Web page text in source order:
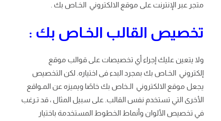
متجر عبر الإنترنت على موقع الالكتروني الخـاص بك .
تخصيص القالب الخـاص بك :
ولا يتعين عليك إجراء أي تخصيصات على قوالب موقع
إلكتروني الخـاص بك بمجرد البدء فى اختياره. لكن التخصيص
يجعل موقع الالكتروني الـخاص بك خاصًا ويميزه عن المـواقع
الأخرى التي تستخدم نفس القالب. على سبيل المثال ، قد تـرغب
في تخصيص الألوان وأنماط الخطوط المستخدمة باختيار